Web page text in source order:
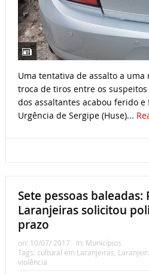
Uma tentativa de assalto a
troca de tiros entre os
dos assaltantes acabou ferido
Urgência de Sergipe (Huse)...
Sete pessoas
Laranjeiras solicitou
prazo
on: 10/07/ 2017 In: Municípios
Tags: cultural em Laranjeiras
violência